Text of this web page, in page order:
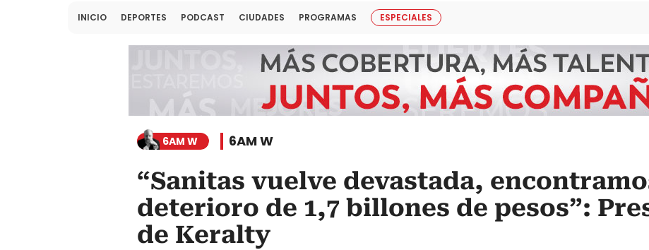
INICIO DEPORTES PODCAST CIUDADES PROGRAMAS ESPECIALES
6AM W 6AM W
“Sanitas vuelve devastada,
deterioro de 1,7 billones de pesos”:
de Keralty